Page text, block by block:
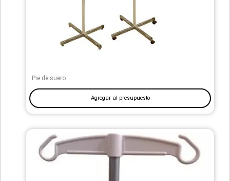
Pie de suero
Agregar al presupuesto